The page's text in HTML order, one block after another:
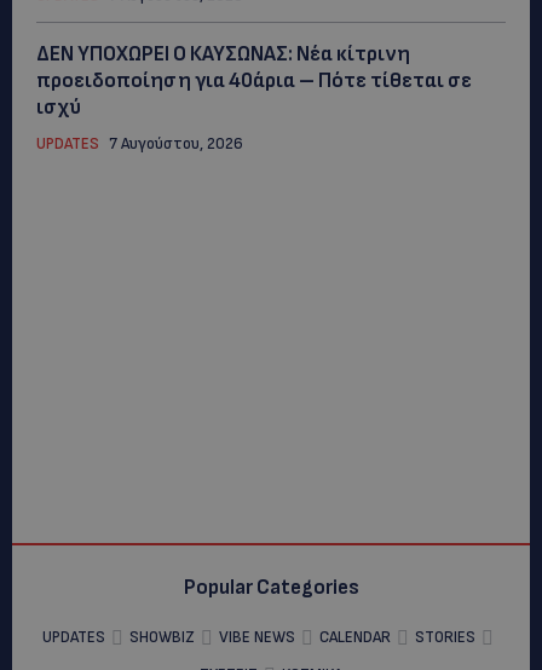
ΔΕΝ ΥΠΟΧΩΡΕΙ Ο ΚΑΥΣΩΝΑΣ: Νέα κίτρινη
προειδοποίηση για 40άρια – Πότε τίθεται σε
ισχύ
UPDATES 7 Αυγούστου, 2026
Popular Categories
UPDATES SHOWBIZ VIBE NEWS CALENDAR
STORIES